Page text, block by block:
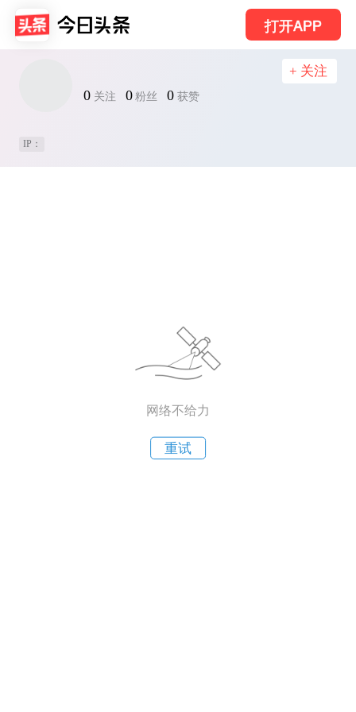
打开APP
0 关注 0 粉丝 0 获赞
+ 关注
IP：
网络不给力
重试